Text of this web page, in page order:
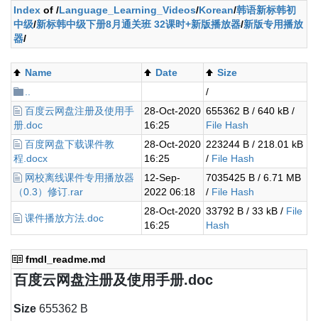
Index of /Language_Learning_Videos/Korean/韩语新标韩初
中级/新标韩中级下册8月通关班 32课时+新版播放器/新版专用播放
器/
Name Date
Size
/
百度云网盘注册及使用手
册.doc
28-Oct-2020
16:25
655362 B / 640 kB /
File Hash
百度网盘下载课件教
程.docx
28-Oct-2020
16:25
223244 B / 218.01 kB
/ File Hash
网校离线课件专用播放器
（0.3）修订.rar
12-Sep-
2022 06:18
7035425 B / 6.71 MB
/ File Hash
课件播放方法.doc
28-Oct-2020
16:25
33792 B / 33 kB / File
Hash
fmdl_readme.md
百度云网盘注册及使用手册.doc
Size 655362 B